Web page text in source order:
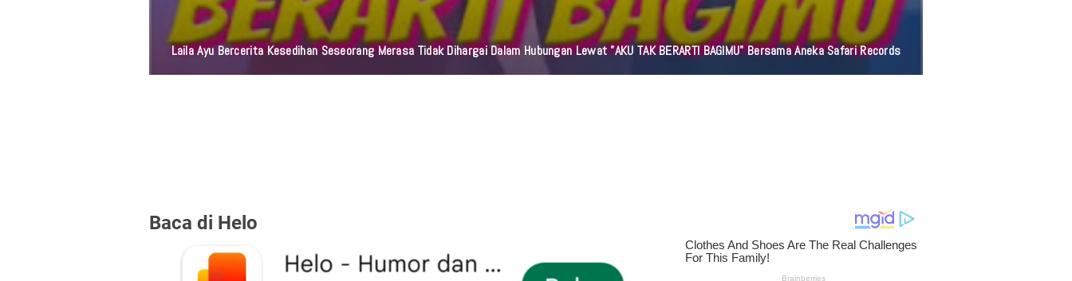
Duhai Jiwa, Tidak Cukupkah Kematian Sebagai Nasehat? Sebuah Pengingat Untuk Kembali Pada Hakikat Hidup
Baca di Helo